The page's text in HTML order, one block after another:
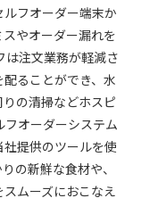
フオーダー端末か
やオーダー漏れを
は注文業務が軽減さ
ることができ、水
の清掃などホスピ
フオーダーシステム
提供のツールを使
の新鮮な食材や、
ムーズにおこなえ